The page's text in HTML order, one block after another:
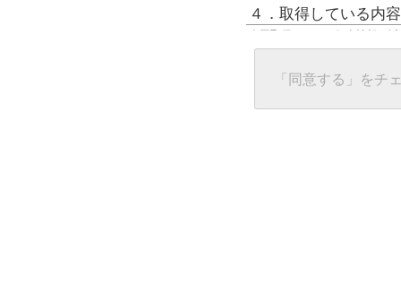
４．取得している内
今回取得している個人情報は
任意の名前
グローバルIPアドレス
接続ホスト情報
５．個人情報に関す
「同意する」をチ